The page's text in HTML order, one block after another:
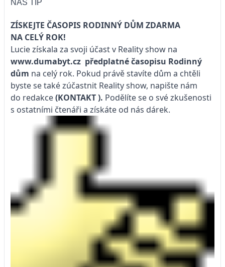
NÁŠ TIP
ZÍSKEJTE ČASOPIS RODINNÝ DŮM ZDARMA
NA CELÝ ROK!
Lucie získala za svoji účast v Reality show na
www.dumabyt.cz předplatné časopisu Rodinný
dům na celý rok. Pokud právě stavíte dům a chtěli
byste se také zúčastnit Reality show, napište nám
do redakce(KONTAKT). Podělíte se o své zkušenosti
s ostatními čtenáři a získáte od nás dárek.